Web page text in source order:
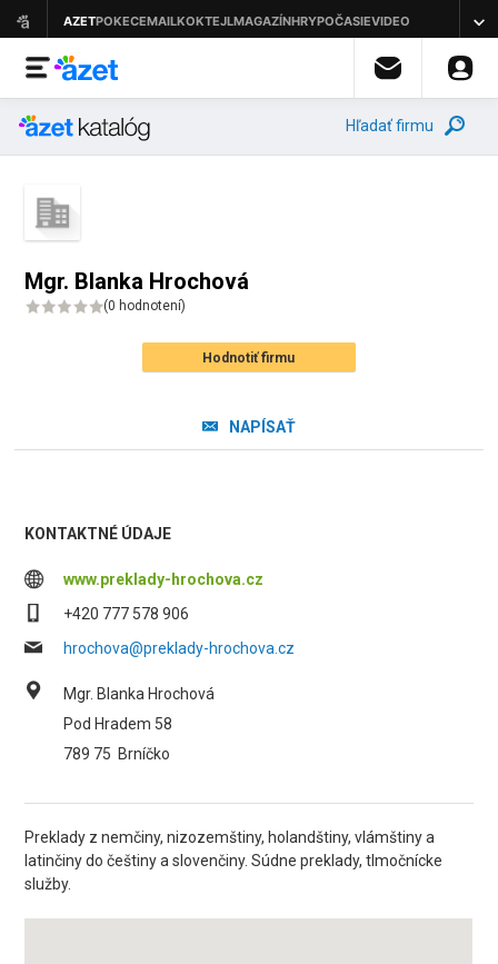
Hľadať firmu
Mgr. Blanka Hrochová
(0 hodnotení)
Hodnotiť firmu
NAPÍSAŤ
KONTAKTNÉ ÚDAJE
www.preklady-hrochova.cz
+420 777 578 906
hrochova@preklady-hrochova.cz
Mgr. Blanka Hrochová
Pod Hradem 58
789 75 Brníčko
Preklady z nemčiny, nizozemštiny, holandštiny, vlámštiny a
latinčiny do češtiny a slovenčiny. Súdne preklady, tlmočnícke
služby.